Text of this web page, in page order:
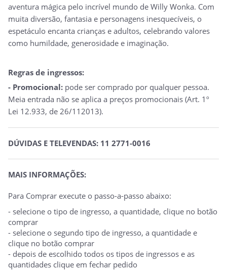
aventura mágica pelo incrível mundo de Willy Wonka. Com
muita diversão, fantasia e personagens inesquecíveis, o
espetáculo encanta crianças e adultos, celebrando valores
como humildade, generosidade e imaginação.
Regras de ingressos:
- Promocional: pode ser comprado por qualquer pessoa.
Meia entrada não se aplica a preços promocionais (Art. 1º
Lei 12.933, de 26/112013).
DÚVIDAS E TELEVENDAS: 11 2771-0016
MAIS INFORMAÇÕES:
Para Comprar execute o passo-a-passo abaixo:
- selecione o tipo de ingresso, a quantidade, clique no botão
comprar
- selecione o segundo tipo de ingresso, a quantidade e
clique no botão comprar
- depois de escolhido todos os tipos de ingressos e as
quantidades clique em fechar pedido